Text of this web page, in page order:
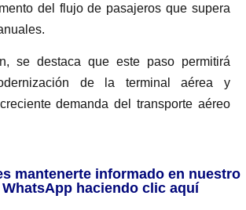
del flujo de pasajeros que supera
se destaca que este paso permitirá
de la terminal aérea y
demanda del transporte aéreo
mantenerte informado en nuestro
haciendo clic aquí